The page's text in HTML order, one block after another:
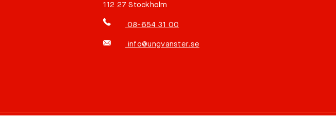
112 27 Stockholm
08-654 31 00
info@ungvanster.se